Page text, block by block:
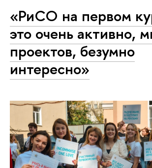
«РиСО на первом
это очень активно,
проектов, безумно
интересно»